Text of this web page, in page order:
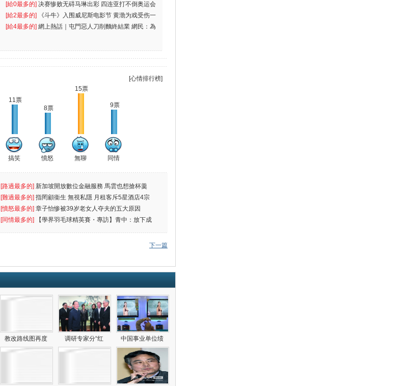
[給0最多的] 决赛惨败无碍马琳出彩 四连亚打不倒奥运会
[給2最多的]
《斗牛》入围威尼斯电影节 黄渤为戏受伤一
[給4最多的] 網上熱話｜屯門惡人刀削麵終結業 網民：為
[心情排行榜]
11票
搞笑
8票
憤怒
15票
無聊
9票
同情
[路過最多的] 新加坡開放數位金融服務 馬雲也想搶杯羹
[難過最多的] 指罔顧衞生 無視私隱 月租客斥5星酒店4宗
罪
[憤怒最多的] 章子怡惨被39岁老女人夺夫的五大原因
[同情最多的]
【學界羽毛球精英賽・專訪】青中：放下成
敗
下一篇
教改路线图再度 调研专家分“红 中国事业单位绩